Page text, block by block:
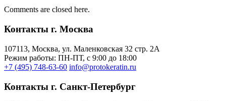
Comments are closed here.
Контакты г. Москва
107113, Moсква, ул. Маленковская 32 стр. 2А
Режим работы: ПН-ПТ, с 9:00 до 18:00
+7 (495) 748-63-60 info@protokeratin.ru
Контакты г. Санкт-Петербург